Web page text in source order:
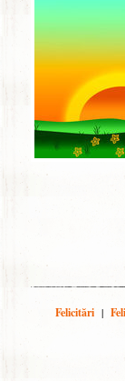
Felicitări |